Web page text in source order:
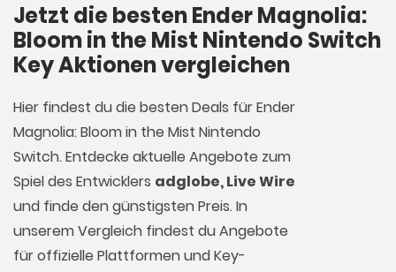
Jetzt die besten Ender Magnolia:
Bloom in the Mist Nintendo Switch
Key Aktionen vergleichen
Hier findest du die besten Deals für Ender
Magnolia: Bloom in the Mist Nintendo
Switch. Entdecke aktuelle Angebote zum
Spiel des Entwicklers adglobe, Live Wire
und finde den günstigsten Preis. In
unserem Vergleich findest du Angebote
für offizielle Plattformen und Key-